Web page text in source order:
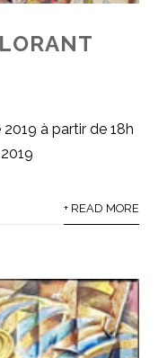
à partir de 18h
+ READ MORE